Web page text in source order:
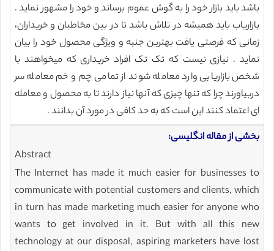
باشد باید بازار خود را به گوش عموم برساند و خود را مشهور نماید .
بازاریاب باید همیشه در تلاش باشد تا در بین مخاطبان و خریداران،
زمانی که فرصتی یافت بهترین جنبه و ویژگی محصول خود را بیان
نماید . نیازی نیست که تک تک افراد خریداری که میخواهند با
شخص بازاریابی وارد معامله شوند از تمامی چم و خم معامله سر
دربیاورند چرا که تنها چیزی که آنها نیاز دارند تا به محصول و معامله
ای اعتماد کنند این است که به حد کافی در مورد آن بدانند .
بخشی از مقاله انگلیسی:
Abstract
The Internet has made it much easier for businesses to
communicate with potential customers and clients, which
in turn has made marketing much easier for anyone who
wants to get involved in it. But with all this new
technology at our disposal, aspiring marketers have lost